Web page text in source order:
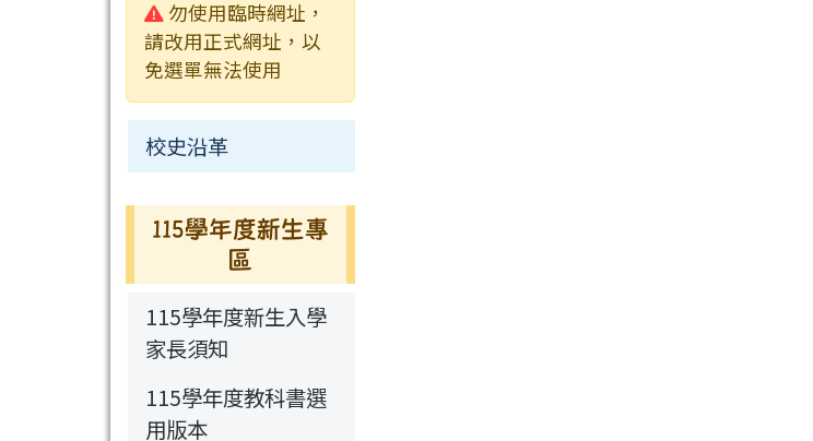
新聞采風
永福通訊
專區
檔案下載
榮譽榜
行事曆
常用連結
警告:
勿使用臨時網址，
請改用正式網址，以
免選單無法使用
校史沿革
115學年度新生專
區
115學年度新生入學
家長須知
115學年度教科書選
用版本